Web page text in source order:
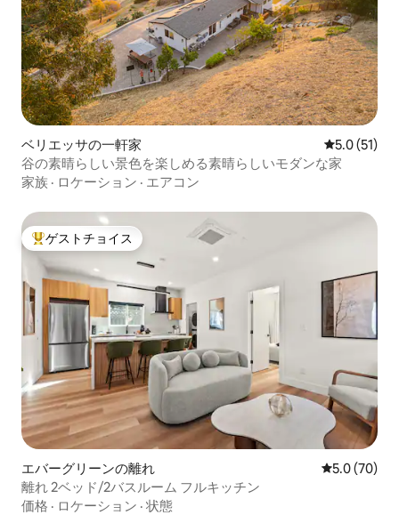
ベリエッサの一軒家 レビュー51
5.0 (51)
谷の素晴らしい景色を楽しめる素晴らしいモダンな家
家族 · ロケーション · エアコン
大好評のゲストチョイスです。
ゲストチョイス
エバーグリーンの離れ レビュー70
5.0 (70)
離れ 2ベッド/2バスルーム フルキッチン
価格 · ロケーション · 状態